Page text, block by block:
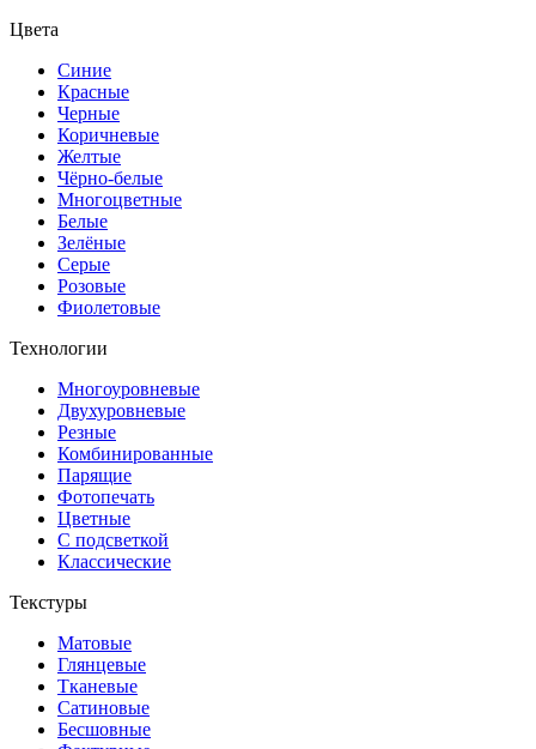
Цвета
Синие
Красные
Черные
Коричневые
Желтые
Чёрно-белые
Многоцветные
Белые
Зелёные
Серые
Розовые
Фиолетовые
Технологии
Многоуровневые
Двухуровневые
Резные
Комбинированные
Парящие
Фотопечать
Цветные
С подсветкой
Классические
Текстуры
Матовые
Глянцевые
Тканевые
Сатиновые
Бесшовные